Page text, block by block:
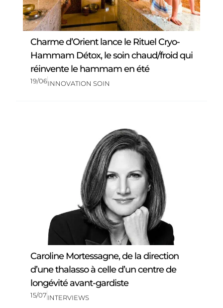
Charme d’Orient lance le Rituel Cryo-
Hammam Détox, le soin chaud/froid qui
réinvente le hammam en été
19/06INNOVATION SOIN
Caroline Mortessagne, de la direction
d’une thalasso à celle d’un centre de
longévité avant-gardiste
15/07INTERVIEWS